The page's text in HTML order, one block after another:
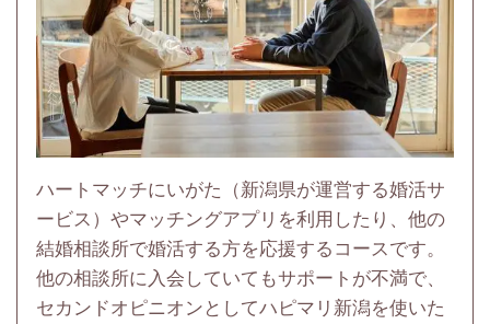
ハートマッチにいがた（新潟県が運営する婚活サ
ービス）やマッチングアプリを利用したり、他の
結婚相談所で婚活する方を応援するコースです。
他の相談所に入会していてもサポートが不満で、
セカンドオピニオンとしてハピマリ新潟を使いた